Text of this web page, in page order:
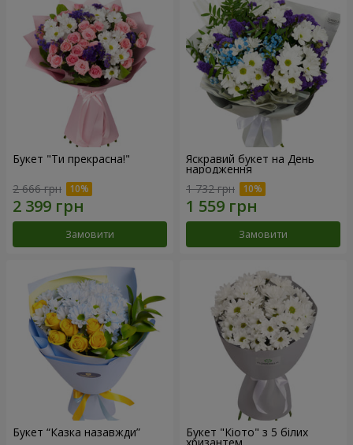
Букет "Ти прекрасна!"
2 666 грн
Замовити
Яскравий букет на День
народження
1 732 грн
Замовити
Букет “Казка назавжди” Букет "Кіото" з 5 білих